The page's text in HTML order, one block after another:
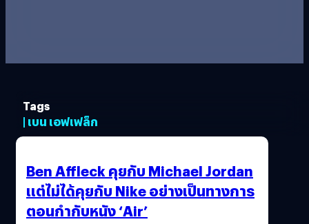
Tags
| เบน เอฟเฟล็ก
Ben Affleck คุยกับ Michael Jordan
แต่ไม่ได้คุยกับ Nike อย่างเป็นทางการ
ตอนกำกับหนัง ‘Air’